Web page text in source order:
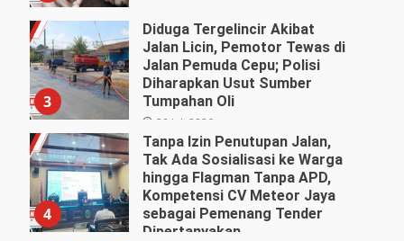
3
Diduga Tergelincir Akibat
Jalan Licin, Pemotor Tewas di
Jalan Pemuda Cepu; Polisi
Diharapkan Usut Sumber
Tumpahan Oli
29 Juli 2026
4
Tanpa Izin Penutupan Jalan,
Tak Ada Sosialisasi ke Warga
hingga Flagman Tanpa APD,
Kompetensi CV Meteor Jaya
sebagai Pemenang Tender
Dipertanyakan